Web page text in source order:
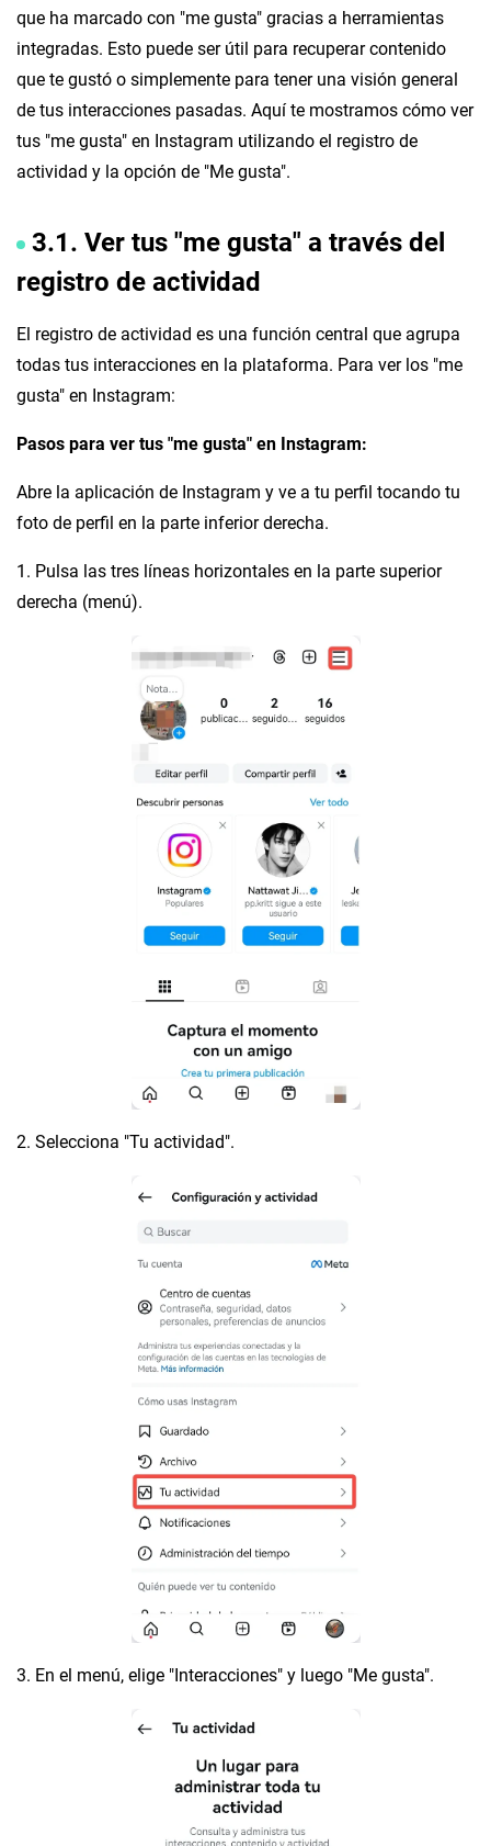
que ha marcado con "me gusta" gracias a herramientas
integradas. Esto puede ser útil para recuperar contenido
que te gustó o simplemente para tener una visión general
de tus interacciones pasadas. Aquí te mostramos cómo ver
tus "me gusta" en Instagram utilizando el registro de
actividad y la opción de "Me gusta".
3.1. Ver tus "me gusta" a través del
registro de actividad
El registro de actividad es una función central que agrupa
todas tus interacciones en la plataforma. Para ver los "me
gusta" en Instagram:
Pasos para ver tus "me gusta" en Instagram:
Abre la aplicación de Instagram y ve a tu perfil tocando tu
foto de perfil en la parte inferior derecha.
1. Pulsa las tres líneas horizontales en la parte superior
derecha (menú).
2. Selecciona "Tu actividad".
3. En el menú, elige "Interacciones" y luego "Me gusta".